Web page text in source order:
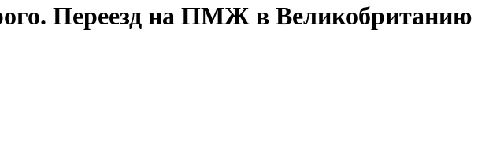
Переезд на ПМЖ в Великобританию